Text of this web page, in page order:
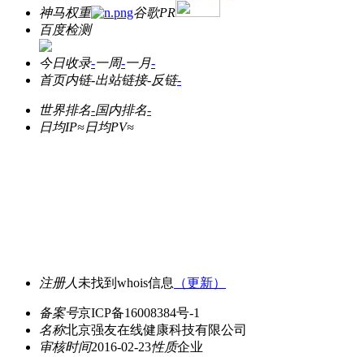
神马权重
谷歌PR
百度检测
今日收录-一周-一月-
首页内链-出站链接-反链-
世界排名-国内排名-
日均IP≈日均PV≈
注册人 未找到whois信息 （更新）
备案号京ICP备16008384号-1
名称北京强友在线健康科技有限公司
审核时间2016-02-23性质企业